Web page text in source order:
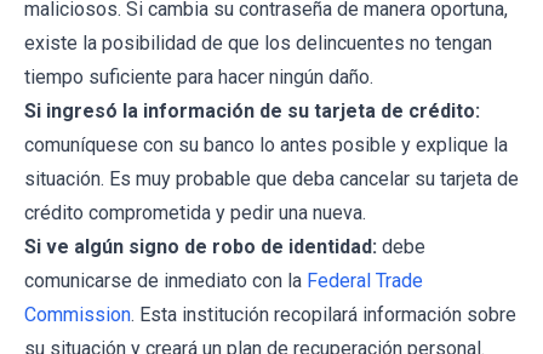
maliciosos. Si cambia su contraseña de manera oportuna,
existe la posibilidad de que los delincuentes no tengan
tiempo suficiente para hacer ningún daño.
Si ingresó la información de su tarjeta de crédito:
comuníquese con su banco lo antes posible y explique la
situación. Es muy probable que deba cancelar su tarjeta de
crédito comprometida y pedir una nueva.
Si ve algún signo de robo de identidad: debe
comunicarse de inmediato con la Federal Trade
Commission. Esta institución recopilará información sobre
su situación y creará un plan de recuperación personal.